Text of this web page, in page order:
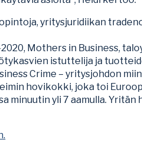
yritysjuridiikan
Mothers in Business,
istuttelija ja
Crime – yritysjohdon
hovikokki, joka toi
minuutin yli 7 aamulla. Yritän